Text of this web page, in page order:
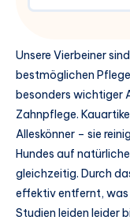
Unsere Vierbeiner
bestmöglichen Pflege
besonders wichtiger
Zahnpflege.
Alleskönner – sie
Hundes auf
gleichzeitig. Durch
effektiv entfernt, was
Studien leiden leider